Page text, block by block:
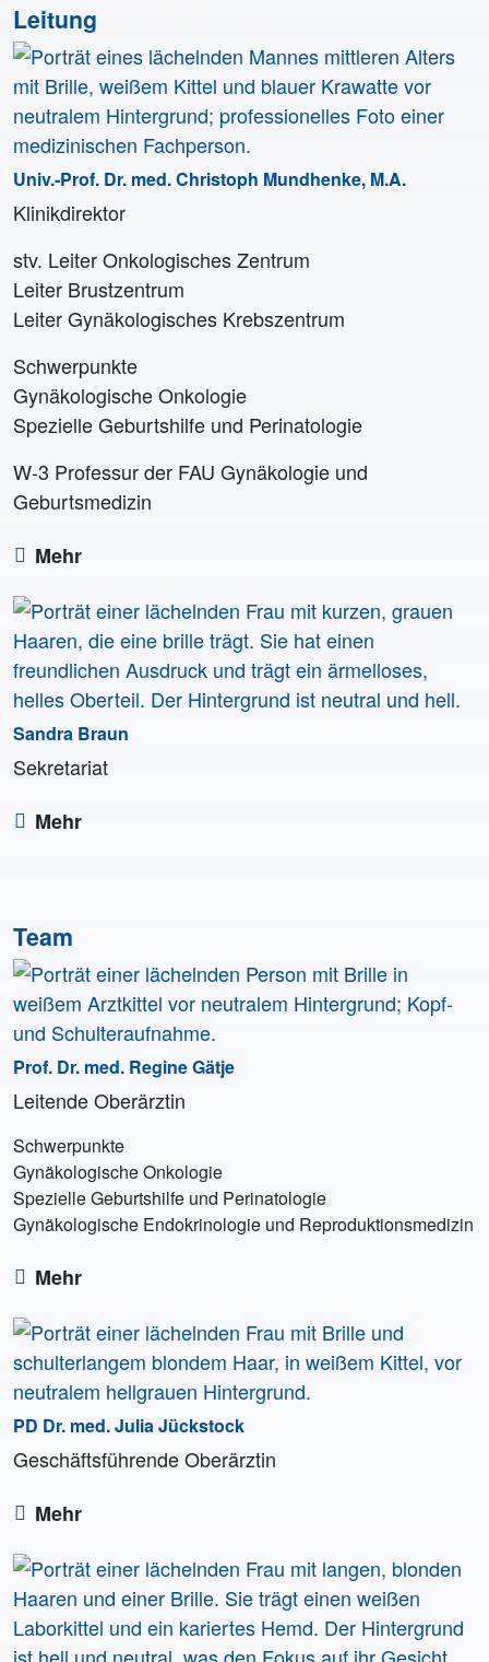
Leitung
Univ.-Prof. Dr. med. Christoph Mundhenke, M.A.
Klinikdirektor
stv. Leiter Onkologisches Zentrum
Leiter Brustzentrum
Leiter Gynäkologisches Krebszentrum
Schwerpunkte
Gynäkologische Onkologie
Spezielle Geburtshilfe und Perinatologie
W-3 Professur der FAU Gynäkologie und
Geburtsmedizin
Mehr
Sandra Braun
Sekretariat
Mehr
Team
Prof. Dr. med. Regine Gätje
Leitende Oberärztin
Schwerpunkte
Gynäkologische Onkologie
Spezielle Geburtshilfe und Perinatologie
Gynäkologische Endokrinologie und Reproduktionsmedizin
Mehr
PD Dr. med. Julia Jückstock
Geschäftsführende Oberärztin
Mehr